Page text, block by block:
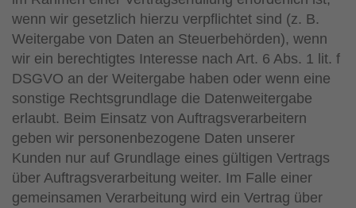
wenn wir gesetzlich hierzu verpflichtet sind (z. B.
Weitergabe von Daten an Steuerbehörden), wenn
wir ein berechtigtes Interesse nach Art. 6 Abs. 1 lit. f
DSGVO an der Weitergabe haben oder wenn eine
sonstige Rechtsgrundlage die Datenweitergabe
erlaubt. Beim Einsatz von Auftragsverarbeitern
geben wir personenbezogene Daten unserer
Kunden nur auf Grundlage eines gültigen Vertrags
über Auftragsverarbeitung weiter. Im Falle einer
gemeinsamen Verarbeitung wird ein Vertrag über